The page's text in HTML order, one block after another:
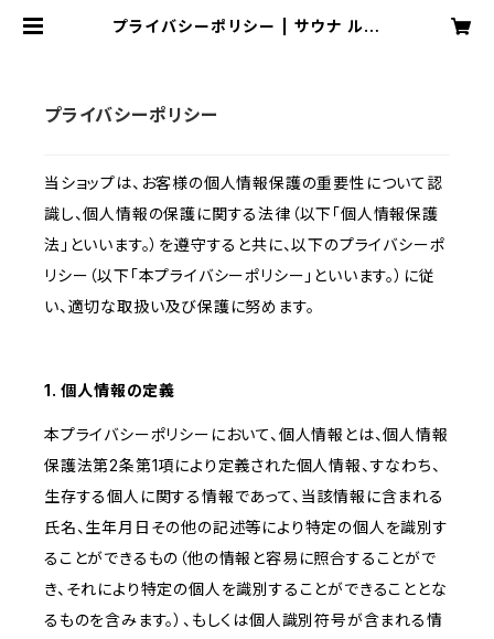
プライバシーポリシー | サウナ ルー
プライバシーポリシー
当ショップは、お客様の個人情報保護の重要性について認
識し、個人情報の保護に関する法律（以下「個人情報保護
法」といいます。）を遵守すると共に、以下のプライバシーポ
リシー（以下「本プライバシーポリシー」といいます。）に従
い、適切な取扱い及び保護に努めます。
1. 個人情報の定義
本プライバシーポリシーにおいて、個人情報とは、個人情報
保護法第2条第1項により定義された個人情報、すなわち、
生存する個人に関する情報であって、当該情報に含まれる
氏名、生年月日その他の記述等により特定の個人を識別す
ることができるもの（他の情報と容易に照合することがで
き、それにより特定の個人を識別することができることとな
るものを含みます。）、もしくは個人識別符号が含まれる情